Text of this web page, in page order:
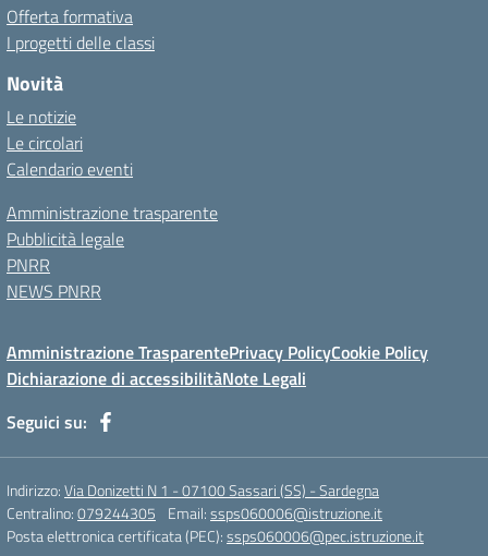
Offerta formativa
I progetti delle classi
Novità
Le notizie
Le circolari
Calendario eventi
Amministrazione trasparente
Pubblicità legale
PNRR
NEWS PNRR
Amministrazione TrasparentePrivacy PolicyCookie Policy
Dichiarazione di accessibilitàNote Legali
Seguici su:
Indirizzo:Via Donizetti N 1 - 07100 Sassari (SS) - Sardegna
Centralino:079244305 Email:ssps060006@istruzione.it
Posta elettronica certificata (PEC):ssps060006@pec.istruzione.it